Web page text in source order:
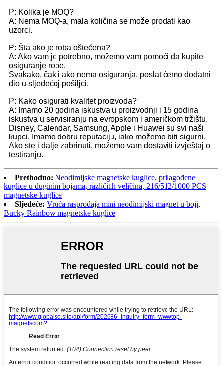
P: Kolika je MOQ?
A: Nema MOQ-a, mala količina se može prodati kao
uzorci.
P: Šta ako je roba oštećena?
A: Ako vam je potrebno, možemo vam pomoći da kupite
osiguranje robe.
Svakako, čak i ako nema osiguranja, poslat ćemo dodatni
dio u sljedećoj pošiljci.
P: Kako osigurati kvalitet proizvoda?
A: Imamo 20 godina iskustva u proizvodnji i 15 godina
iskustva u servisiranju na evropskom i američkom tržištu.
Disney, Calendar, Samsung, Apple i Huawei su svi naši
kupci. Imamo dobru reputaciju, iako možemo biti sigurni.
Ako ste i dalje zabrinuti, možemo vam dostaviti izvještaj o
testiranju.
Prethodno: Neodimijske magnetske kuglice, prilagođene
kuglice u duginim bojama, različitih veličina, 216/512/1000 PCS
magnetske kuglice
Sljedeće: Vruća rasprodaja mini neodimijski magnet u boji,
Bucky Rainbow magnetske kuglice